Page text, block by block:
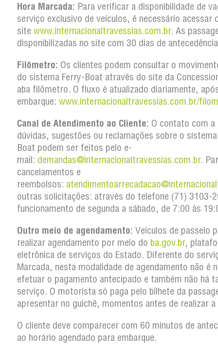
Hora Marcada: Para verificar a disponibilidade de
serviço exclusivo de veículos, é necessário acessar
site www.internacionaltravessias.com.br. As
disponibilizadas no site com 30 dias de
Filômetro: Os clientes podem consultar o
do sistema Ferry-Boat através do site da
aba filômetro. O fluxo é atualizado diariamente,
embarque: www.internacionaltravessias.com.br/
Canal de Atendimento ao Cliente: O contato com a
dúvidas, sugestões ou reclamações sobre o
Boat podem ser feitos pelo e-
mail: demandas@internacionaltravessias.com.br.
cancelamentos e
reembolsos:
outras solicitações: através do telefone (71) 3103-
funcionamento de segunda a sábado, de 7:00 às
Outro meio de agendamento: Veículos de passeio
realizar agendamento por meio do ba.gov.br,
eletrônica de serviços do Estado. Diferente do
Marcada, nesta modalidade de agendamento não é
efetuar o pagamento antecipado e também não há
serviço. O motorista só paga pelo bilhete da
apresentar no guichê, momentos antes de realizar
O cliente deve comparecer com 60 minutos de
ao horário agendado para embarque.